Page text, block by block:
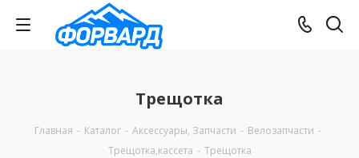
Трещотка
Главная - Каталог - Аксессуары, Запчасти - Велозапчасти -
Трещотка,кассета - Трещотка